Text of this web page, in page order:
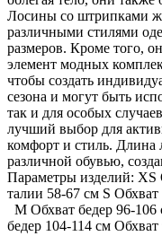
Лосины со штрипками
различными стилями
размеров. Кроме того,
элемент модных
чтобы создать
сезона и могут быть
так и для особых
лучший выбор для
комфорт и стиль. Длина
различной обувью,
Параметры изделий: XS
талии 58-67 см S
M Обхват бедер 96-
бедер 104-114 см